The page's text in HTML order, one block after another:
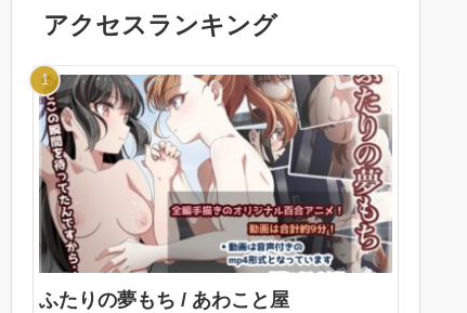
アクセスランキング
ふたりの夢もち / あわこと屋